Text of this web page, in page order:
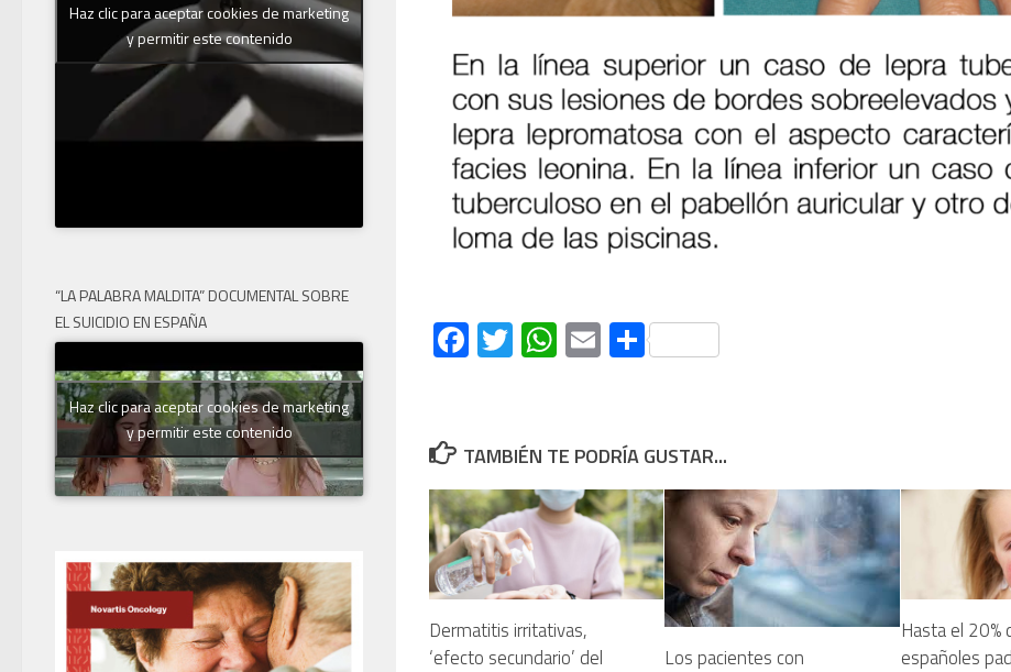
Facebook
Twitter
WhatsApp
EmailCompartir
TAMBIÉN TE PODRÍA GUSTAR...
Dermatitis irritativas,
‘efecto secundario’ del
Los pacientes con
Hasta el 20%
españoles
Haz clic para aceptar cookies de marketing
y permitir este contenido
“LA PALABRA MALDITA” DOCUMENTAL SOBRE
EL SUICIDIO EN ESPAÑA
Haz clic para aceptar cookies de marketing
y permitir este contenido